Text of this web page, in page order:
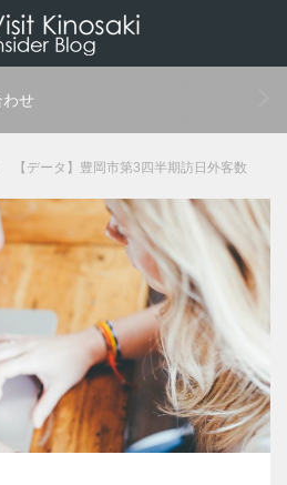
せ
【データ】豊岡市第3四半期訪日外客数